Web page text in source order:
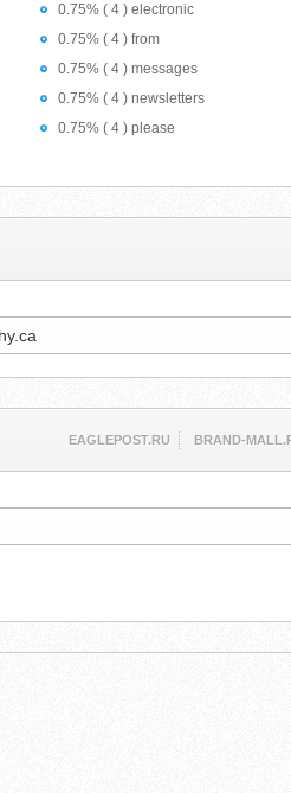
0.75% ( 4 ) electronic
0.75% ( 4 ) from
0.75% ( 4 ) messages
0.75% ( 4 ) newsletters
0.75% ( 4 ) please
EAGLEPOST.RU BRAND-